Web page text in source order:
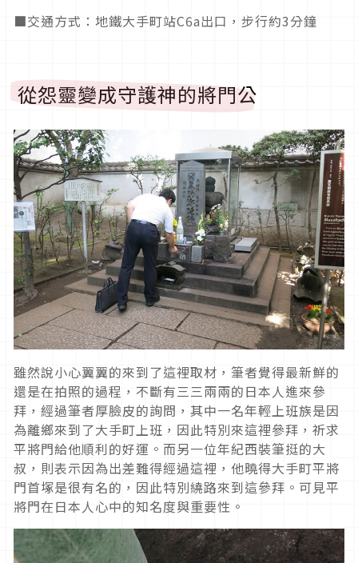
■交通方式：地鐵大手町站C6a出口，步行約3分鐘
從怨靈變成守護神的將門公
雖然說小心翼翼的來到了這裡取材，筆者覺得最新鮮的
還是在拍照的過程，不斷有三三兩兩的日本人進來參
拜，經過筆者厚臉皮的詢問，其中一名年輕上班族是因
為離鄉來到了大手町上班，因此特別來這裡參拜，祈求
平將門給他順利的好運。而另一位年紀西裝筆挺的大
叔，則表示因為出差難得經過這裡，他曉得大手町平將
門首塚是很有名的，因此特別繞路來到這參拜。可見平
將門在日本人心中的知名度與重要性。